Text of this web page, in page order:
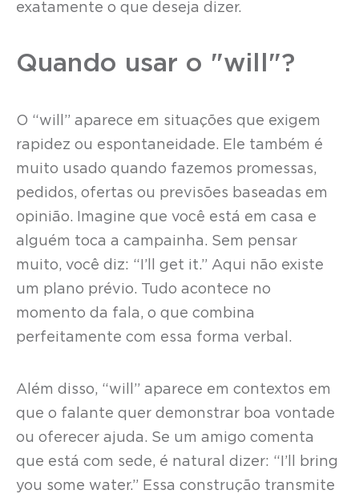
exatamente o que deseja dizer.
Quando usar o "will"?
O “will” aparece em situações que exigem
rapidez ou espontaneidade. Ele também é
muito usado quando fazemos promessas,
pedidos, ofertas ou previsões baseadas em
opinião. Imagine que você está em casa e
alguém toca a campainha. Sem pensar
muito, você diz: “I’ll get it.” Aqui não existe
um plano prévio. Tudo acontece no
momento da fala, o que combina
perfeitamente com essa forma verbal.
Além disso, “will” aparece em contextos em
que o falante quer demonstrar boa vontade
ou oferecer ajuda. Se um amigo comenta
que está com sede, é natural dizer: “I’ll bring
you some water.” Essa construção transmite